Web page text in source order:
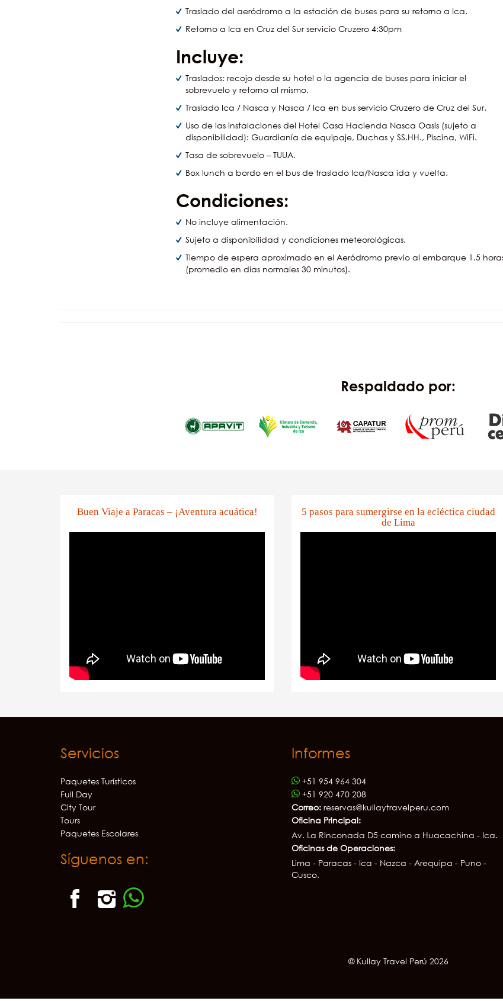
Traslado del aeródromo a la estación de buses para su retorno a Ica.
Retorno a Ica en Cruz del Sur servicio Cruzero 4:30pm
Incluye:
Traslados: recojo desde su hotel o la agencia de buses para iniciar el
sobrevuelo y retorno al mismo.
Traslado Ica / Nasca y Nasca / Ica en bus servicio Cruzero de Cruz del Sur.
Uso de las instalaciones del Hotel Casa Hacienda Nasca Oasis (sujeto a
disponibilidad): Guardianía de equipaje, Duchas y SS.HH., Piscina, WiFi.
Tasa de sobrevuelo – TUUA.
Box lunch a bordo en el bus de traslado Ica/Nasca ida y vuelta.
Condiciones:
No incluye alimentación.
Sujeto a disponibilidad y condiciones meteorológicas.
Tiempo de espera aproximado en el Aeródromo previo al embarque 1.5
(promedio en días normales 30 minutos).
Respaldado por:
Buen Viaje a Paracas – ¡Aventura acuática!
5 pasos para sumergirse en la ecléctica ciudad
de Lima
Servicios
Paquetes Turísticos
Full Day
City Tour
Tours
Paquetes Escolares
Síguenos en:
Informes
+51 954 964 304
+51 920 470 208
Correo: reservas@kullaytravelperu.com
Oficina Principal:
Av. La Rinconada D5 camino a Huacachina - Ica.
Oficinas de Operaciones:
Lima - Paracas - Ica - Nazca - Arequipa - Puno -
Cusco.
© Kullay Travel Perú 2026